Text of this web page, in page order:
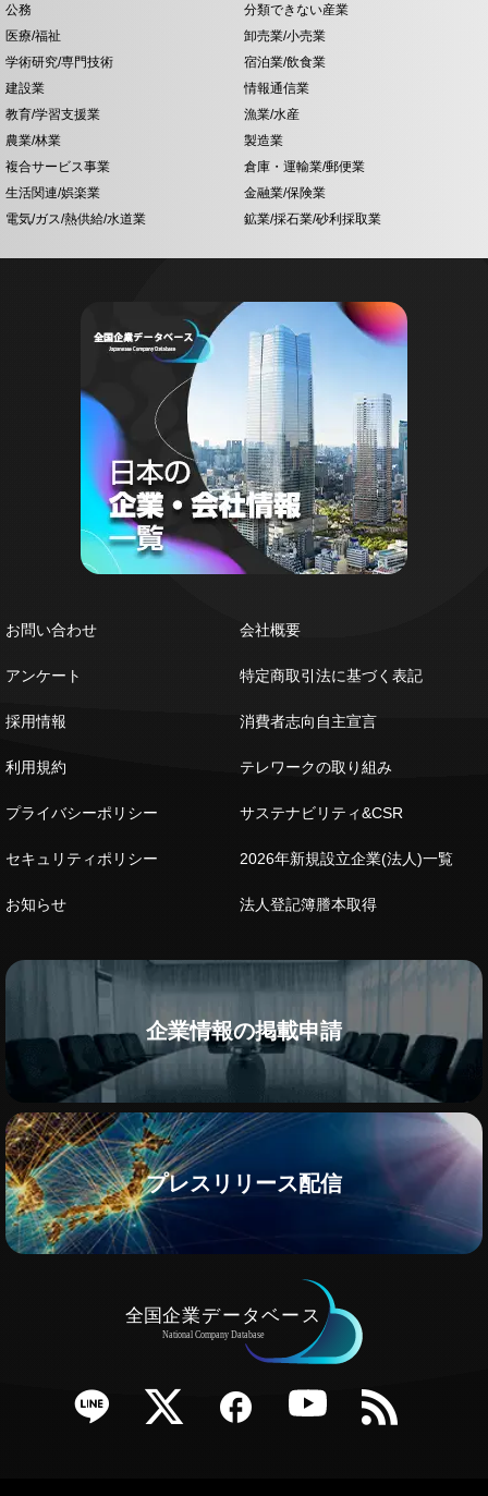
公務
分類できない産業
医療/福祉
卸売業/小売業
学術研究/専門技術
宿泊業/飲食業
建設業
情報通信業
教育/学習支援業
漁業/水産
農業/林業
製造業
複合サービス事業
倉庫・運輸業/郵便業
生活関連/娯楽業
金融業/保険業
電気/ガス/熱供給/水道業
鉱業/採石業/砂利採取業
お問い合わせ
アンケート
採用情報
利用規約
プライバシーポリシー
セキュリティポリシー
お知らせ
会社概要
特定商取引法に基づく表記
消費者志向自主宣言
テレワークの取り組み
サステナビリティ&CSR
2026年新規設立企業(法人)一覧
法人登記簿謄本取得
企業情報の掲載申請
プレスリリース配信
Twitter Facebook YouTube RSS